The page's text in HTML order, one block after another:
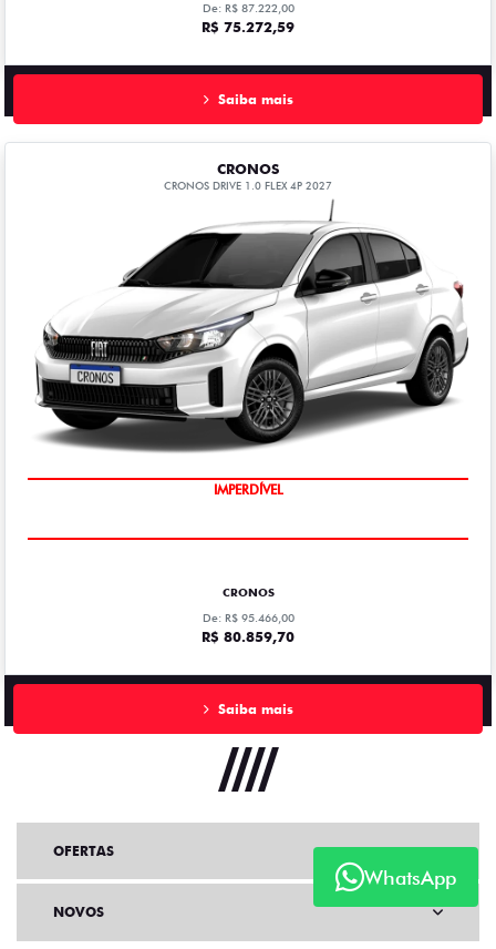
De: R$ 87.222,00
R$ 75.272,59
Saiba mais
CRONOS
CRONOS DRIVE 1.0 FLEX 4P 2027
IMPERDÍVEL
CRONOS
De: R$ 95.466,00
R$ 80.859,70
Saiba mais
WhatsApp
OFERTAS
NOVOS